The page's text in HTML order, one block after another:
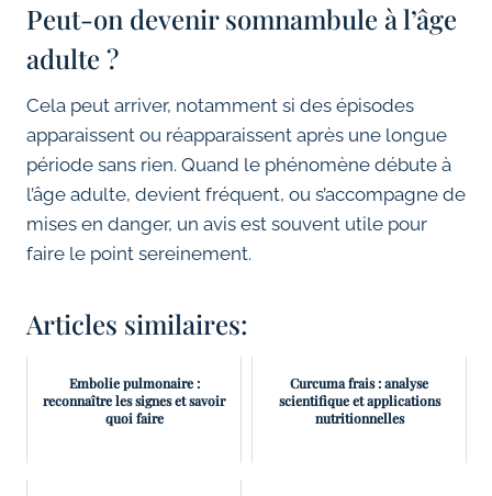
Peut-on devenir somnambule à l’âge
adulte ?
Cela peut arriver, notamment si des épisodes
apparaissent ou réapparaissent après une longue
période sans rien. Quand le phénomène débute à
l’âge adulte, devient fréquent, ou s’accompagne de
mises en danger, un avis est souvent utile pour
faire le point sereinement.
Articles similaires:
Embolie pulmonaire :
reconnaître les signes et savoir
quoi faire
Curcuma frais : analyse
scientifique et applications
nutritionnelles